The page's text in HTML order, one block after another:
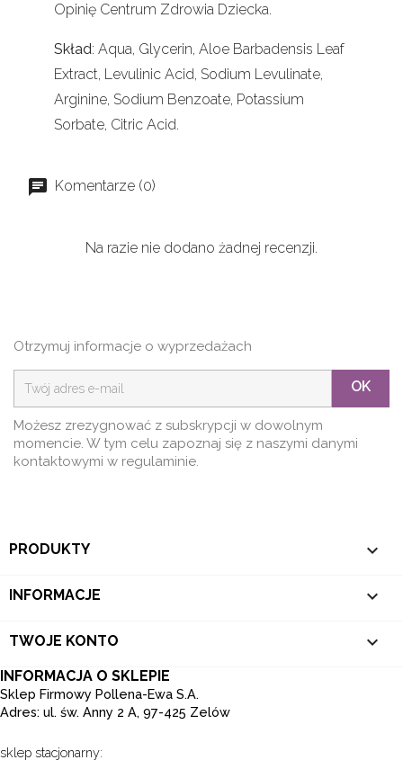
Opinię Centrum Zdrowia Dziecka.
Skład: Aqua, Glycerin, Aloe Barbadensis Leaf
Extract, Levulinic Acid, Sodium Levulinate,
Arginine, Sodium Benzoate, Potassium
Sorbate, Citric Acid.
Komentarze (0)
Na razie nie dodano żadnej recenzji.
Otrzymuj informacje o wyprzedażach
OK
Możesz zrezygnować z subskrypcji w dowolnym
momencie. W tym celu zapoznaj się z naszymi danymi
kontaktowymi w regulaminie.
PRODUKTY 
INFORMACJE 
TWOJE KONTO 
INFORMACJA O SKLEPIE
Sklep Firmowy Pollena-Ewa S.A.
Adres: ul. św. Anny 2 A, 97-425 Zelów
sklep stacjonarny: